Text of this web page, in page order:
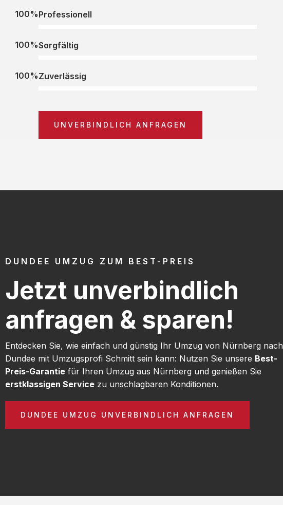
Professionell
100%
Sorgfältig
100%
Zuverlässig
100%
UNVERBINDLICH ANFRAGEN
DUNDEE UMZUG ZUM BEST-PREIS
Jetzt unverbindlich
anfragen & sparen!
Entdecken Sie, wie einfach und günstig Ihr Umzug von Nürnberg nach
Dundee mit Umzugsprofi Schmitt sein kann: Nutzen Sie unsere Best-
Preis-Garantie für Ihren Umzug aus Nürnberg und genießen Sie
erstklassigen Service zu unschlagbaren Konditionen.
DUNDEE UMZUG UNVERBINDLICH ANFRAGEN